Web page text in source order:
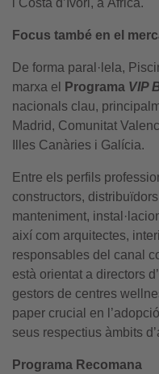
i Costa d’Ivori, a Àfrica.
Focus també en el
De forma paral·lela,
marxa el
Programa VIP
nacionals clau,
Madrid, Comunitat
Illes Canàries i Galícia.
Entre els perfils
constructors,
manteniment,
així com arquitectes,
responsables del canal
està orientat a directors
gestors de centres
paper crucial en
seus respectius àmbits
Programa Recomana